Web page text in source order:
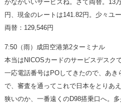
かなかいいサービスね。さて両替。13
円、現金のレートは141.82円。少々ユ
両替：129,546円
7:50（雨）成田空港第2ターミナル
本当はNICOSカードのサービスデスク
一応電話番号はPOしてきたので、あ
で、審査を通ってこれで日本をとりあ
狭いのか、一番遠くのD98搭乗口へ。